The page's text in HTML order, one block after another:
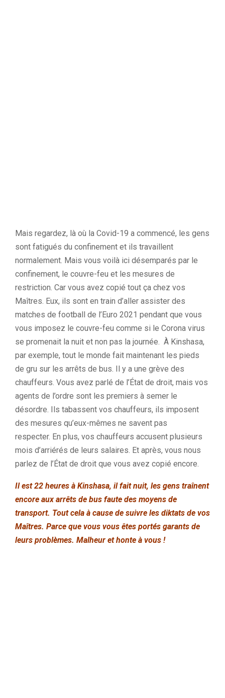
Mais regardez, là où la Covid-19 a commencé, les gens
sont fatigués du confinement et ils travaillent
normalement. Mais vous voilà ici désemparés par le
confinement, le couvre-feu et les mesures de
restriction. Car vous avez copié tout ça chez vos
Maîtres. Eux, ils sont en train d’aller assister des
matches de football de l’Euro 2021 pendant que vous
vous imposez le couvre-feu comme si le Corona virus
se promenait la nuit et non pas la journée. À Kinshasa,
par exemple, tout le monde fait maintenant les pieds
de gru sur les arrêts de bus. Il y a une grève des
chauffeurs. Vous avez parlé de l’État de droit, mais vos
agents de l’ordre sont les premiers à semer le
désordre. Ils tabassent vos chauffeurs, ils imposent
des mesures qu’eux-mêmes ne savent pas
respecter. En plus, vos chauffeurs accusent plusieurs
mois d’arriérés de leurs salaires. Et après, vous nous
parlez de l’État de droit que vous avez copié encore.
Il est 22 heures à Kinshasa, il fait nuit, les gens traînent
encore aux arrêts de bus faute des moyens de
transport. Tout cela à cause de suivre les diktats de vos
Maîtres. Parce que vous vous êtes portés garants de
leurs problèmes. Malheur et honte à vous !